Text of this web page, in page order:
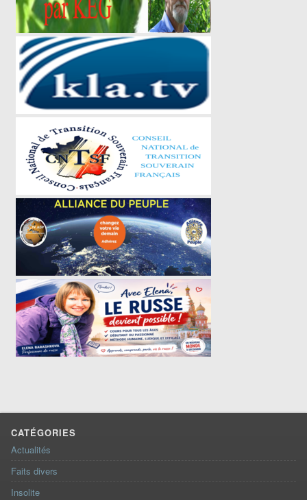
CATÉGORIES
Actualités
Faits divers
Insolite